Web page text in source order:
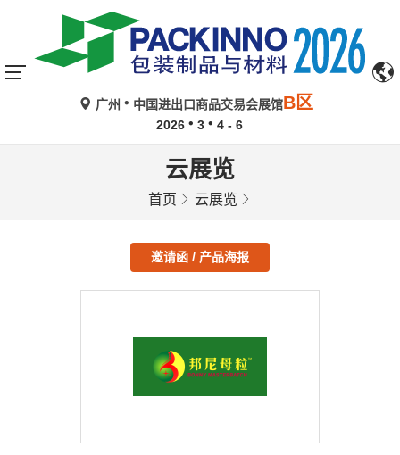
广州 中国进出口商品交易会展馆B区
2026 3 4 - 6
云展览
首页 云展览
邀请函 / 产品海报